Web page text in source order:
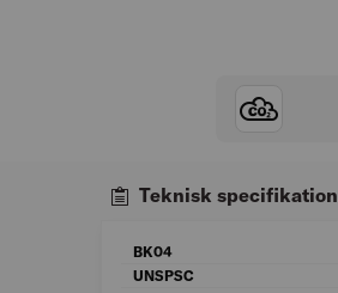
Teknisk specifikation
BK04
UNSPSC